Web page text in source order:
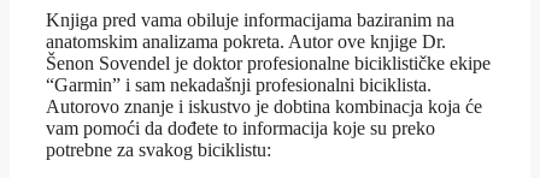
Knjiga pred vama obiluje informacijama baziranim na
anatomskim analizama pokreta. Autor ove knjige Dr.
Šenon Sovendel je doktor profesionalne biciklističke ekipe
“Garmin” i sam nekadašnji profesionalni biciklista.
Autorovo znanje i iskustvo je dobtina kombinacja koja će
vam pomoći da dođete to informacija koje su preko
potrebne za svakog biciklistu: